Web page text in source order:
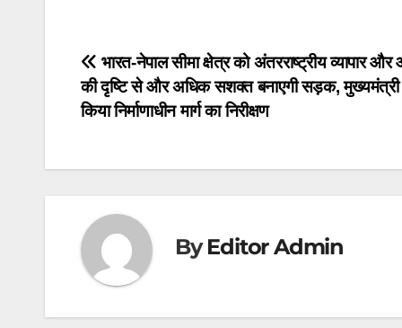
e
b
o
k
s
A
p
gr
a
m
Post
navigation
भारत-नेपाल सीमा क्षेत्र को अंतरराष्ट्रीय व्यापार
की दृष्टि से और अधिक सशक्त बनाएगी सड़क, मुख्यमंत्री
किया निर्माणाधीन मार्ग का निरीक्षण
ByEditor Admin